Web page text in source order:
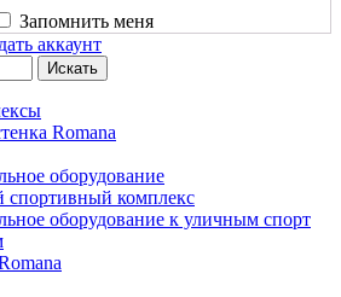
Запомнить меня
аккаунт
Искать
Romana
оборудование
спортивный комплекс
оборудование к уличным спорт